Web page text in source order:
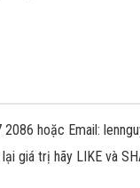
hoặc Email:
giá trị hãy LIKE và